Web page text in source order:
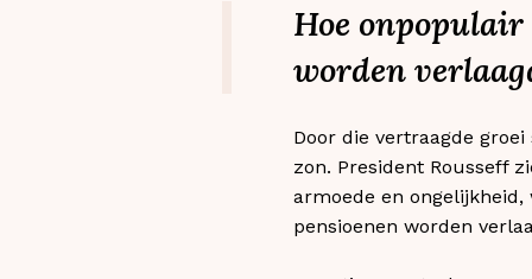
Hoe onpopulair
worden
Door die vertraagde
zon. President Rousseff
armoede en
pensioenen worden